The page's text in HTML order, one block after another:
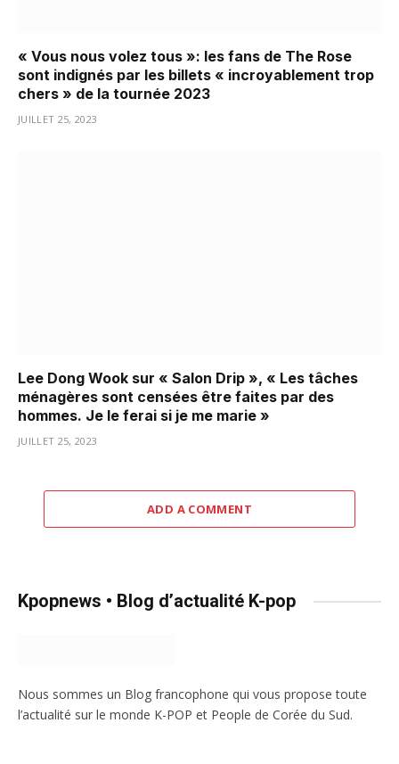
« Vous nous volez tous »: les fans de The Rose
sont indignés par les billets « incroyablement trop
chers » de la tournée 2023
JUILLET 25, 2023
Lee Dong Wook sur « Salon Drip », « Les tâches
ménagères sont censées être faites par des
hommes. Je le ferai si je me marie »
JUILLET 25, 2023
ADD A COMMENT
Kpopnews • Blog d’actualité K-pop
Nous sommes un Blog francophone qui vous propose toute
l’actualité sur le monde K-POP et People de Corée du Sud.